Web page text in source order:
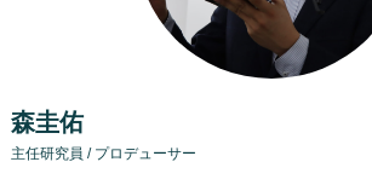
森圭佑
主任研究員 / プロデューサー